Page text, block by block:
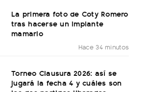
La primera foto de Coty Romero
tras hacerse un implante
mamario
Hace 34 minutos
Torneo Clausura 2026: así se
jugará la fecha 4 y cuáles son